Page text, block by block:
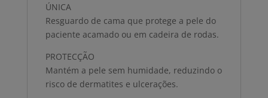
ÚNICA
Resguardo de cama que protege a pele do
paciente acamado ou em cadeira de rodas.
PROTECÇÃO
Mantém a pele sem humidade, reduzindo o
risco de dermatites e ulcerações.